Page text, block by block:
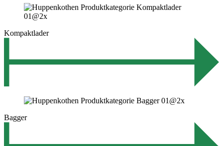
Kompaktlader
Bagger